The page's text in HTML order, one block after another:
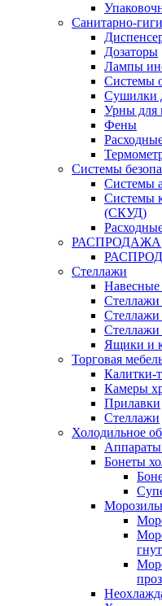
Санитарно-
Дозаторы
Лампы
Системы
Сушилки
Урны для
Фены
Системы
Системы
Системы
(СКУД)
РАСПРОДАЖА
Стеллажи
Навесные
Стеллажи
Стеллажи
Стеллажи
Ящики и
Торговая
Калитки-
Камеры
Прилавки
Стеллажи
Холодильное
Аппараты
Бонеты